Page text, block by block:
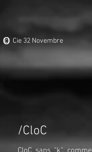
c Cie 32 Novembre
o
/CloC